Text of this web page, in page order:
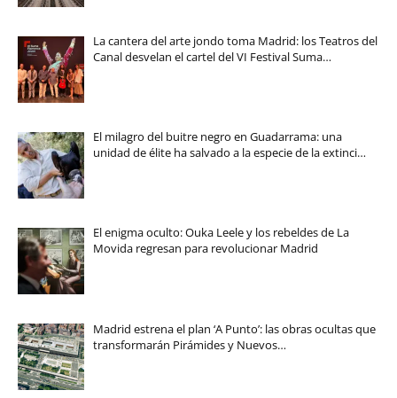
La cantera del arte jondo toma Madrid: los Teatros del
Canal desvelan el cartel del VI Festival Suma…
El milagro del buitre negro en Guadarrama: una
unidad de élite ha salvado a la especie de la extinci…
El enigma oculto: Ouka Leele y los rebeldes de La
Movida regresan para revolucionar Madrid
Madrid estrena el plan ‘A Punto’: las obras ocultas que
transformarán Pirámides y Nuevos…